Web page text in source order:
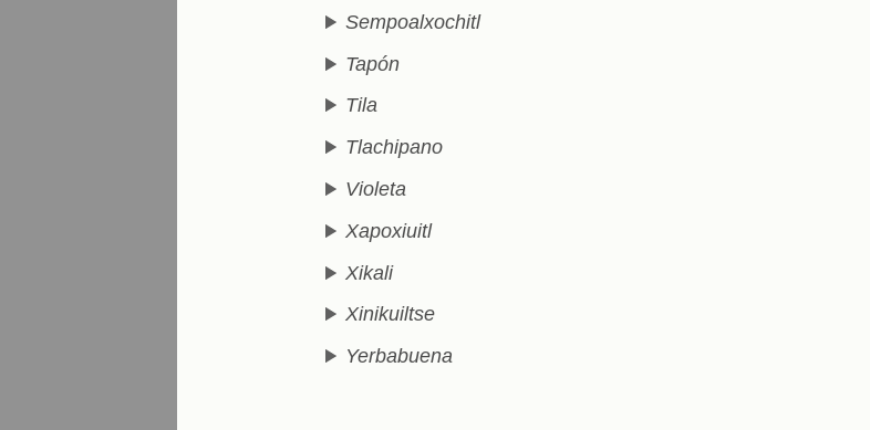
Sempoalxochitl
Tapón
Tila
Tlachipano
Violeta
Xapoxiuitl
Xikali
Xinikuiltse
Yerbabuena